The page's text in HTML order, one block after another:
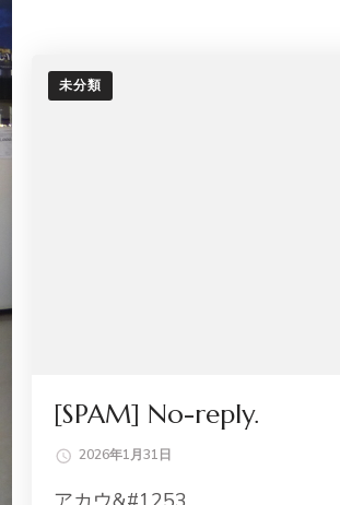
未分類
[SPAM] No-reply.
2026年1月31日